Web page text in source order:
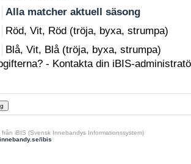
Alla matcher aktuell säsong
Röd, Vit, Röd (tröja, byxa, strumpa)
Blå, Vit, Blå (tröja, byxa, strumpa)
- Kontakta din iBIS-
iBIS (Svensk Innebandys Informationssystem)
ibis